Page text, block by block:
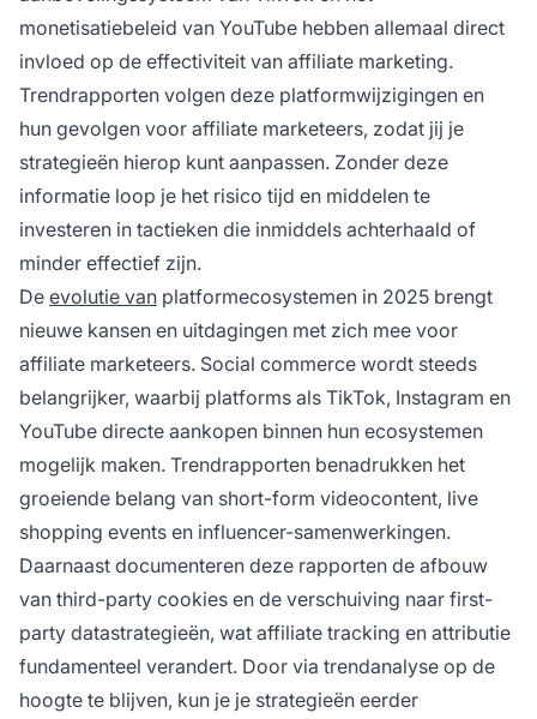
monetisatiebeleid van YouTube hebben allemaal direct
invloed op de effectiviteit van affiliate marketing.
Trendrapporten volgen deze platformwijzigingen en
hun gevolgen voor affiliate marketeers, zodat jij je
strategieën hierop kunt aanpassen. Zonder deze
informatie loop je het risico tijd en middelen te
investeren in tactieken die inmiddels achterhaald of
minder effectief zijn.
De evolutie van platformecosystemen in 2025 brengt
nieuwe kansen en uitdagingen met zich mee voor
affiliate marketeers. Social commerce wordt steeds
belangrijker, waarbij platforms als TikTok, Instagram en
YouTube directe aankopen binnen hun ecosystemen
mogelijk maken. Trendrapporten benadrukken het
groeiende belang van short-form videocontent, live
shopping events en influencer-samenwerkingen.
Daarnaast documenteren deze rapporten de afbouw
van third-party cookies en de verschuiving naar first-
party datastrategieën, wat affiliate tracking en attributie
fundamenteel verandert. Door via trendanalyse op de
hoogte te blijven, kun je je strategieën eerder